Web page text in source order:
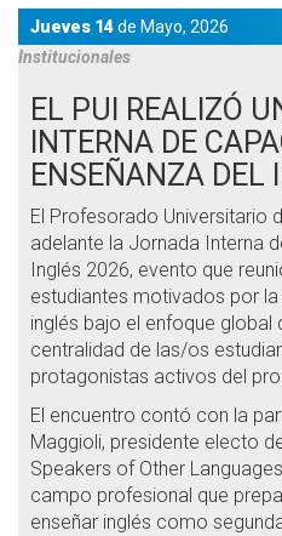
Jueves 14de Mayo, 2026
Institucionales
EL PUI REALIZÓ
INTERNA DE
ENSEÑANZA DEL
El Profesorado Universitario
adelante la Jornada Interna
Inglés 2026, evento que
estudiantes motivados por
inglés bajo el enfoque global
centralidad de las/os
protagonistas activos del
El encuentro contó con la
Maggioli, presidente electo
Speakers of Other
campo profesional que
enseñar inglés como